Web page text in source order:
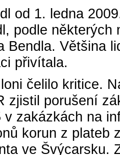
od 1. ledna
podle
Bendla. Většina
přivítala.
čelilo kritice.
zjistil porušení
v zakázkách na
korun z plateb
ve Švýcarsku.